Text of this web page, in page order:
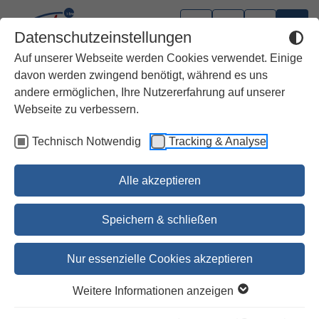
Datenschutzeinstellungen
Auf unserer Webseite werden Cookies verwendet. Einige
davon werden zwingend benötigt, während es uns
andere ermöglichen, Ihre Nutzererfahrung auf unserer
Webseite zu verbessern.
Technisch Notwendig Tracking & Analyse
Alle akzeptieren
Speichern & schließen
Nur essenzielle Cookies akzeptieren
Weitere Informationen anzeigen